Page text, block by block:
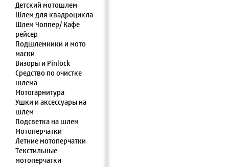
Детский мотошлем
Шлем для квадроцикла
Шлем Чоппер/ Кафе
рейсер
Подшлемники и мото
маски
Визоры и Pinlock
Средство по очистке
шлема
Мотогарнитура
Ушки и аксессуары на
шлем
Подсветка на шлем
Мотоперчатки
Летние мотоперчатки
Текстильные
мотоперчатки